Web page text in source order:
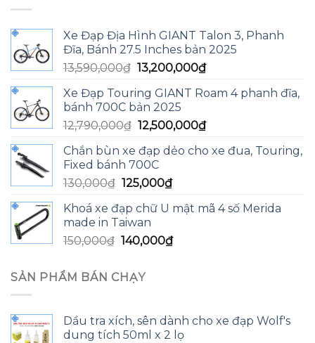
Xe Đạp Địa Hình GIANT Talon 3, Phanh
Đĩa, Bánh 27.5 Inches bản 2025
13,590,000₫ Giá
là:
13,590,000₫.
13,200,000₫Giá
tại
13,200,000₫.
Xe Đạp Touring GIANT Roam 4 phanh đĩa,
bánh 700C bản 2025
12,790,000₫ Giá
là:
12,790,000₫.
12,500,000₫Giá
tại
Chắn bùn xe đạp dẻo cho xe đua, Touring,
Fixed bánh 700C
130,000₫ Giá
là:
130,000₫.
125,000₫Giá
tại
125,000₫.
Khoá xe đạp chữ U mật mã 4 số Merida
made in Taiwan
150,000₫ Giá
là:
150,000₫.
140,000₫Giá
SẢN PHẨM BÁN CHẠY
Dầu tra xích, sên dành cho xe đạp Wolf's
dung tích 50ml x 2 lọ